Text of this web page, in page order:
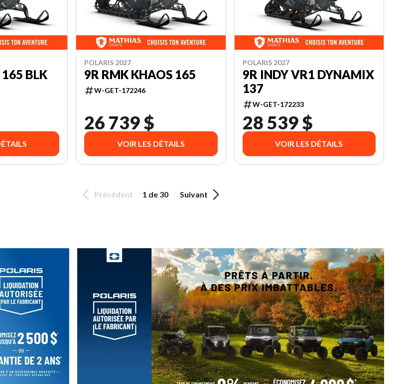
165 BLK
POLARIS 2027
9R RMK KHAOS 165
W-GET-172246
26 739 $
VOIR LES DÉTAILS
POLARIS 2027
9R INDY VR1 DYNAMIX
137
W-GET-172233
28 539 $
VOIR LES DÉTAILS
Précédent 1 de 30 Suivant